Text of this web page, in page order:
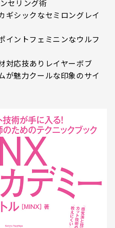
セリング術
ギシックなセミロングレイ
イントフェミニンなウルフ
対応技ありレイヤーボブ
が魅力クールな印象のサイ